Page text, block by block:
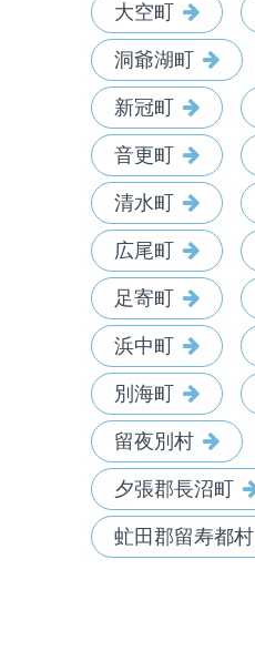
大空町
洞爺湖町
新冠町
音更町
清水町
広尾町
足寄町
浜中町
別海町
留夜別村
夕張郡長沼町
虻田郡留寿都村